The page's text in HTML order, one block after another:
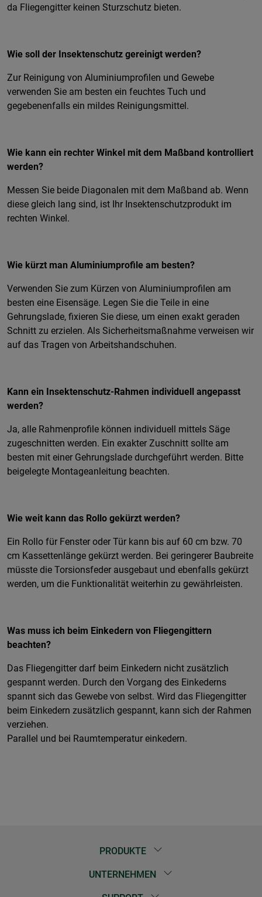
da Fliegengitter keinen Sturzschutz bieten.
Wie soll der Insektenschutz gereinigt werden?
Zur Reinigung von Aluminiumprofilen und Gewebe
verwenden Sie am besten ein feuchtes Tuch und
gegebenenfalls ein mildes Reinigungsmittel.
Wie kann ein rechter Winkel mit dem Maßband kontrolliert
werden?
Messen Sie beide Diagonalen mit dem Maßband ab. Wenn
diese gleich lang sind, ist Ihr Insektenschutzprodukt im
rechten Winkel.
Wie kürzt man Aluminiumprofile am besten?
Verwenden Sie zum Kürzen von Aluminiumprofilen am
besten eine Eisensäge. Legen Sie die Teile in eine
Gehrungslade, fixieren Sie diese, um einen exakt geraden
Schnitt zu erzielen. Als Sicherheitsmaßnahme verweisen wir
auf das Tragen von Arbeitshandschuhen.
Kann ein Insektenschutz-Rahmen individuell angepasst
werden?
Ja, alle Rahmenprofile können individuell mittels Säge
zugeschnitten werden. Ein exakter Zuschnitt sollte am
besten mit einer Gehrungslade durchgeführt werden. Bitte
beigelegte Montageanleitung beachten.
Wie weit kann das Rollo gekürzt werden?
Ein Rollo für Fenster oder Tür kann bis auf 60 cm bzw. 70
cm Kassettenlänge gekürzt werden. Bei geringerer Baubreite
müsste die Torsionsfeder ausgebaut und ebenfalls gekürzt
werden, um die Funktionalität weiterhin zu gewährleisten.
Was muss ich beim Einkedern von Fliegengittern
beachten?
Das Fliegengitter darf beim Einkedern nicht zusätzlich
gespannt werden. Durch den Vorgang des Einkederns
spannt sich das Gewebe von selbst. Wird das Fliegengitter
beim Einkedern zusätzlich gespannt, kann sich der Rahmen
verziehen.
Parallel und bei Raumtemperatur einkedern.
PRODUKTE
UNTERNEHMEN